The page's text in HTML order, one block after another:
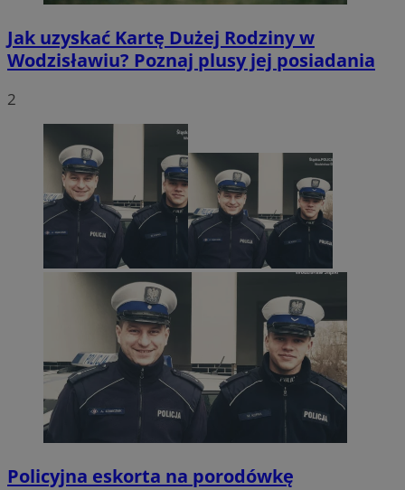
Jak uzyskać Kartę Dużej Rodziny w
Wodzisławiu? Poznaj plusy jej posiadania
2
Policyjna eskorta na porodówkę